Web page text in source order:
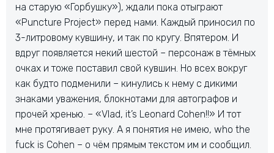
на старую «Горбушку»), ждали пока отыграют
«Puncture Project» перед нами. Каждый приносил по
3-литровому кувшину, и так по кругу. Впятером. И
вдруг появляется некий шестой – персонаж в тёмных
очках и тоже поставил свой кувшин. Но всех вокруг
как будто подменили – кинулись к нему с дикими
знаками уважения, блокнотами для автографов и
прочей хренью. – «Vlad, it’s Leonard Cohen!!» И тот
мне протягивает руку. А я понятия не имею, who the
fuck is Cohen – о чём прямым текстом им и сообщил.